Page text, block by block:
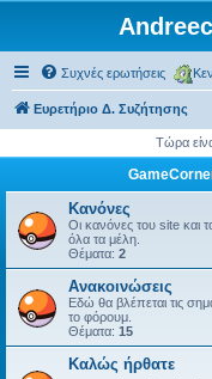
Συχνές ερωτήσεις
Ευρετήριο Δ. Συζήτησης
Τώρα
Κανόνες
Οι κανόνες του site και
όλα τα μέλη.
Θέματα: 2
Ανακοινώσεις
Εδώ θα βλέπεται τις
το φόρουμ.
Θέματα: 15
Kαλώς ήρθατε